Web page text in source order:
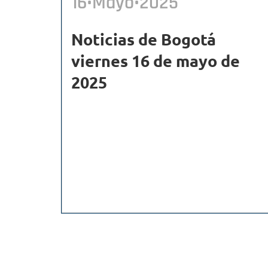
Noticias de Bogotá
viernes 16 de mayo de
2025